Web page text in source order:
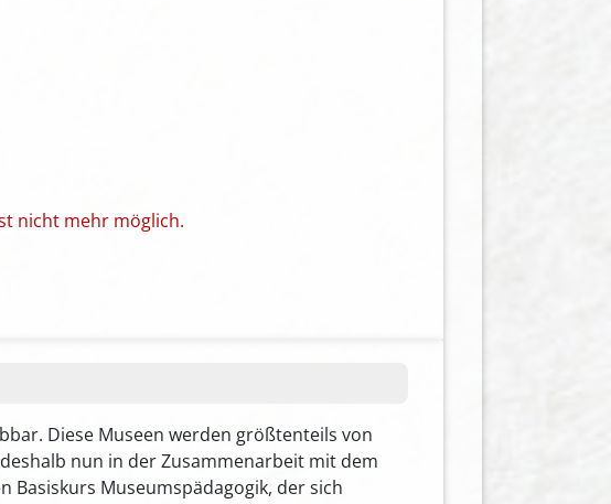
nicht mehr möglich.
Diese Museen werden größtenteils von
nun in der Zusammenarbeit mit dem
Basiskurs Museumspädagogik, der sich